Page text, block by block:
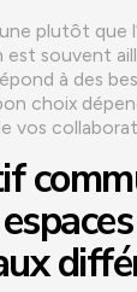
plutôt que
souvent
à des
choix
vos